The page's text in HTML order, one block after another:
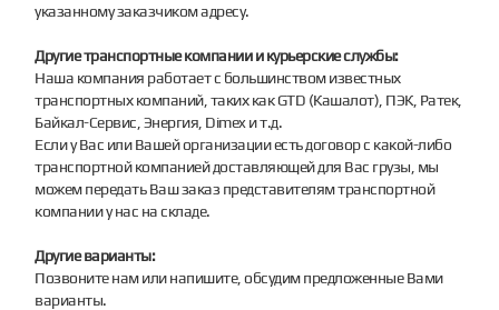
указанному заказчиком адресу.
Другие транспортные компании и курьерские службы:
Наша компания работает с большинством известных
транспортных компаний, таких как GTD (Кашалот), ПЭК, Ратек,
Байкал-Сервис, Энергия, Dimex и т.д.
Если у Вас или Вашей организации есть договор с какой-либо
транспортной компанией доставляющей для Вас грузы, мы
можем передать Ваш заказ представителям транспортной
компании у нас на складе.
Другие варианты:
Позвоните нам или напишите, обсудим предложенные Вами
варианты.